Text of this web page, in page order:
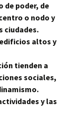
de poder, de
o nodo y
ciudades.
altos y
tienden a
sociales,
y las